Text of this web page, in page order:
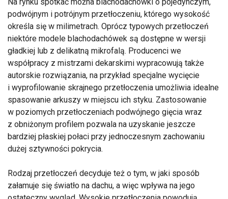
podwójnym i potrójnym przetłoczeniu, którego wysokość
określa się w milimetrach. Oprócz typowych przetłoczeń
niektóre modele blachodachówek są dostępne w wersji
gładkiej lub z delikatną mikrofalą. Producenci we
współpracy z mistrzami dekarskimi wypracowują także
autorskie rozwiązania, na przykład specjalne wycięcie
i wyprofilowanie skrajnego przetłoczenia umożliwia idealne
spasowanie arkuszy w miejscu ich styku. Zastosowanie
w poziomych przetłoczeniach podwójnego gięcia wraz
z obniżonym profilem pozwala na uzyskanie jeszcze
bardziej płaskiej połaci przy jednoczesnym zachowaniu
dużej sztywności pokrycia.
Rodzaj przetłoczeń decyduje też o tym, w jaki sposób
załamuje się światło na dachu, a więc wpływa na jego